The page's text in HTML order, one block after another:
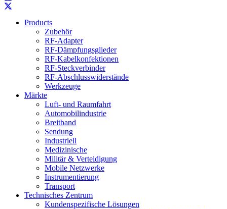
Products
Zubehör
RF-Adapter
RF-Dämpfungsglieder
RF-Kabelkonfektionen
RF-Steckverbinder
RF-Abschlusswiderstände
Werkzeuge
Märkte
Luft- und Raumfahrt
Automobilindustrie
Breitband
Sendung
Industriell
Medizinische
Militär & Verteidigung
Mobile Netzwerke
Instrumentierung
Transport
Technisches Zentrum
Kundenspezifische Lösungen